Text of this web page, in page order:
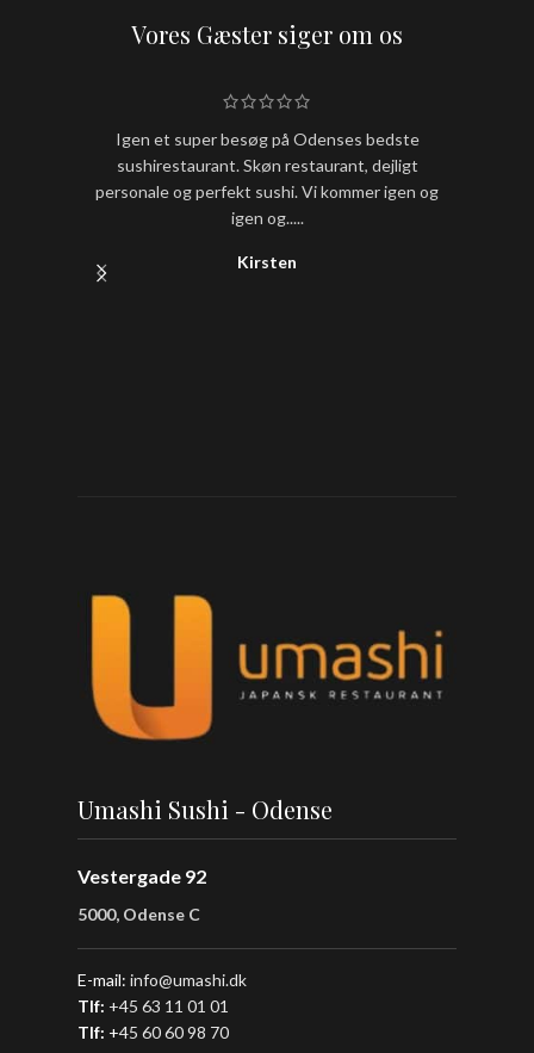
Vores Gæster siger om os
Igen et super besøg på Odenses bedste
sushirestaurant. Skøn restaurant, dejligt
personale og perfekt sushi. Vi kommer igen og
igen og.....
Kirsten
Umashi Sushi - Odense
Vestergade 92
5000, Odense C
E-mail: info@umashi.dk
Tlf: +45 63 11 01 01
Tlf: +45 60 60 98 70